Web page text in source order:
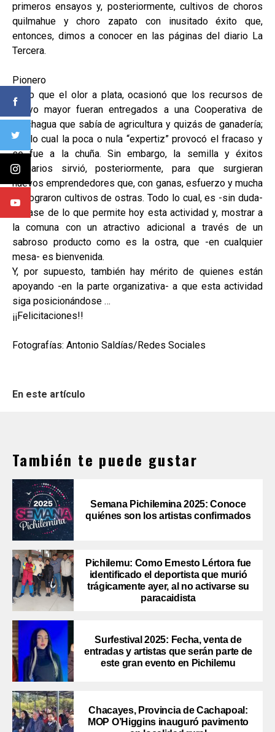
primeros ensayos y, posteriormente, cultivos de choros
quilmahue y choro zapato con inusitado éxito que,
entonces, dimos a conocer en las páginas del diario La
Tercera.
Pionero
Claro que el olor a plata, ocasionó que los recursos de
apoyo mayor fueran entregados a una Cooperativa de
Colchagua que sabía de agricultura y quizás de ganadería;
por lo cual la poca o nula “expertiz” provocó el fracaso y
se fue a la chuña. Sin embargo, la semilla y éxitos
primarios sirvió, posteriormente, para que surgieran
nuevos emprendedores que, con ganas, esfuerzo y mucha
fe, lograron cultivos de ostras. Todo lo cual, es -sin duda-
la base de lo que permite hoy esta actividad y, mostrar a
la comuna con un atractivo adicional a través de un
sabroso producto como es la ostra, que -en cualquier
mesa- es bienvenida.
Y, por supuesto, también hay mérito de quienes están
apoyando -en la parte organizativa- a que esta actividad
siga posicionándose …
¡¡Felicitaciones!!
Fotografías: Antonio Saldías/Redes Sociales
En este artículo
También te puede gustar
Semana Pichilemina 2025: Conoce
quiénes son los artistas confirmados
Pichilemu: Como Ernesto Lértora fue
identificado el deportista que murió
trágicamente ayer, al no activarse su
paracaidista
Surfestival 2025: Fecha, venta de
entradas y artistas que serán parte de
este gran evento en Pichilemu
Chacayes, Provincia de Cachapoal:
MOP O’Higgins inauguró pavimento